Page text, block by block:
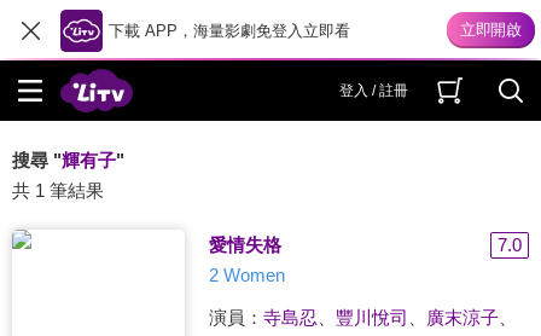
下載 APP，海量影劇免登入立即看
登入 / 註冊
搜尋 "輝有子"
共 1 筆結果
愛情失格
7.0
2 Women
演員： 寺島忍 豐川悅司 廣末涼子、